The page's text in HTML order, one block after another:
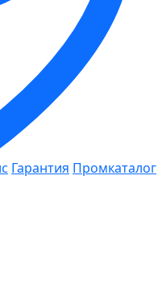
Гарантия Промкаталог